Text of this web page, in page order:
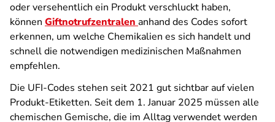
oder versehentlich ein Produkt verschluckt haben,
können Giftnotrufzentralen anhand des Codes sofort
erkennen, um welche Chemikalien es sich handelt und
schnell die notwendigen medizinischen Maßnahmen
empfehlen.
Die UFI-Codes stehen seit 2021 gut sichtbar auf vielen
Produkt-Etiketten. Seit dem 1. Januar 2025 müssen alle
chemischen Gemische, die im Alltag verwendet werden